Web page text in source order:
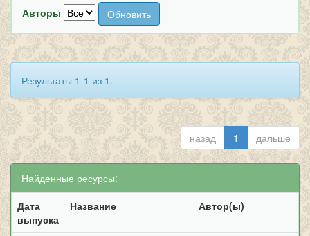
Авторы
Результаты 1-1 из 1.
назад 1 дальше
Найденные ресурсы:
Дата
выпуска
Название Автор(ы)